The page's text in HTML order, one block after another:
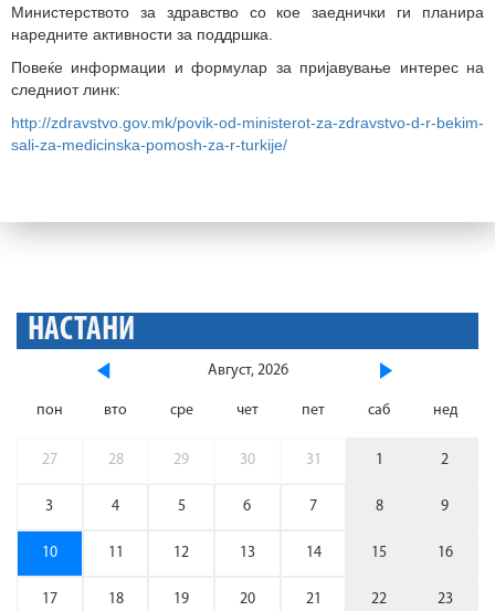
Министерството за здравство со кое заеднички ги планира
наредните активности за поддршка.
Повеќе информации и формулар за пријавување интерес на
следниот линк:
http://zdravstvo.gov.mk/povik-od-ministerot-za-zdravstvo-d-r-bekim-
sali-za-medicinska-pomosh-za-r-turkije/
НАСТАНИ
Август, 2026
пон вто сре чет пет саб нед
27 28 29 30 31 1 2
3 4 5 6 7 8 9
10 11 12 13 14 15 16
17 18 19 20 21 22 23